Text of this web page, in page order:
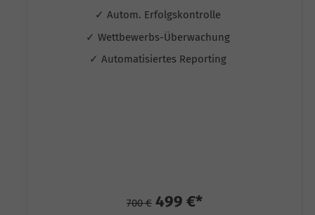
✓ Autom. Erfolgskontrolle
✓ Wettbewerbs-Überwachung
✓ Automatisiertes Reporting
700 € 499 €*